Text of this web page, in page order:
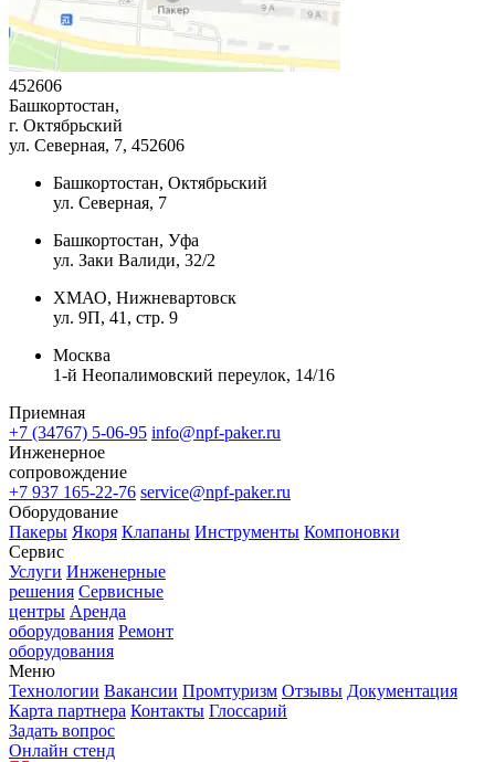
452606
Башкортостан,
г. Октябрьский
ул. Северная, 7, 452606
Башкортостан, Октябрьский
ул. Северная, 7
Башкортостан, Уфа
ул. Заки Валиди, 32/2
ХМАО, Нижневартовск
ул. 9П, 41, стр. 9
Москва
1-й Неопалимовский переулок, 14/16
Приемная
+7 (34767) 5-06-95 info@npf-paker.ru
Инженерное
сопровождение
+7 937 165-22-76 service@npf-paker.ru
Оборудование
Пакеры Якоря Клапаны Инструменты Компоновки
Сервис
Услуги Инженерные
решения Сервисные
центры Аренда
оборудования Ремонт
оборудования
Меню
Технологии Вакансии Промтуризм Отзывы Документация
Карта партнера Контакты Глоссарий
Задать вопрос
Онлайн стенд